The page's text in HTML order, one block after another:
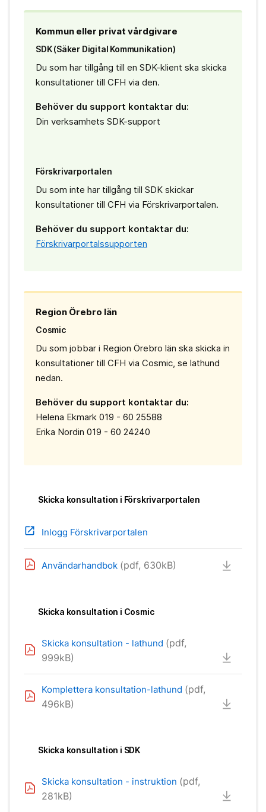
Kommun eller privat vårdgivare
SDK (Säker Digital Kommunikation)
Du som har tillgång till en SDK-klient ska skicka
konsultationer till CFH via den.
Behöver du support kontaktar du:
Din verksamhets SDK-support
Förskrivarportalen
Du som inte har tillgång till SDK skickar
konsultationer till CFH via Förskrivarportalen.
Behöver du support kontaktar du:
Förskrivarportalssupporten
Region Örebro län
Cosmic
Du som jobbar i Region Örebro län ska skicka in
konsultationer till CFH via Cosmic, se lathund
nedan.
Behöver du support kontaktar du:
Helena Ekmark 019 - 60 25588
Erika Nordin 019 - 60 24240
Skicka konsultation i Förskrivarportalen
open_in_new Inlogg Förskrivarportalen
Användarhandbok (pdf, 630kB)
Skicka konsultation i Cosmic
Skicka konsultation - lathund (pdf,
999kB)
Komplettera konsultation-lathund (pdf,
496kB)
Skicka konsultation i SDK
Skicka konsultation - instruktion (pdf,
281kB)